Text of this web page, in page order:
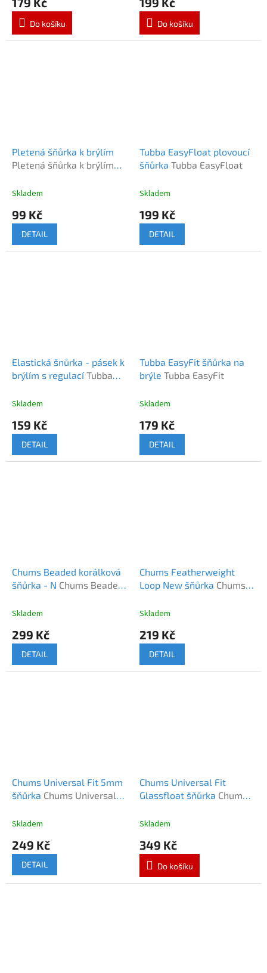
Do košíku Do košíku
Pletená šňůrka k brýlím
Pletená šňůrka k brýlím
Skladem
99 Kč
DETAIL
Tubba EasyFloat plovoucí
šňůrka Tubba EasyFloat
Skladem
199 Kč
DETAIL
Elastická šnůrka - pásek k
brýlím s regulacíTubba
regulací
Skladem
159 Kč
DETAIL
Tubba EasyFit šňůrka na
brýle Tubba EasyFit
Skladem
179 Kč
DETAIL
Chums Beaded korálková
šňůrka - N Chums Beaded
Skladem
299 Kč
DETAIL
Chums Featherweight
Loop New šňůrka Chums
Skladem
219 Kč
DETAIL
Chums Universal Fit 5mm
šňůrka Chums Universal
Skladem
249 Kč
DETAIL
Chums Universal Fit
Glassfloat šňůrka Chums
Skladem
349 Kč
Do košíku